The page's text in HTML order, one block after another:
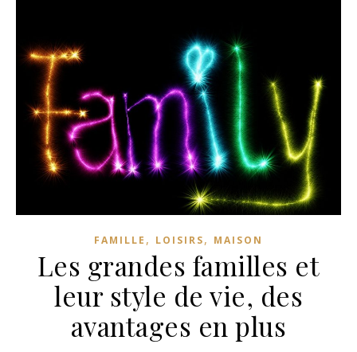
FAMILLE , LOISIRS, MAISON
Les grandes familles et
leur style de vie, des
avantages en plus